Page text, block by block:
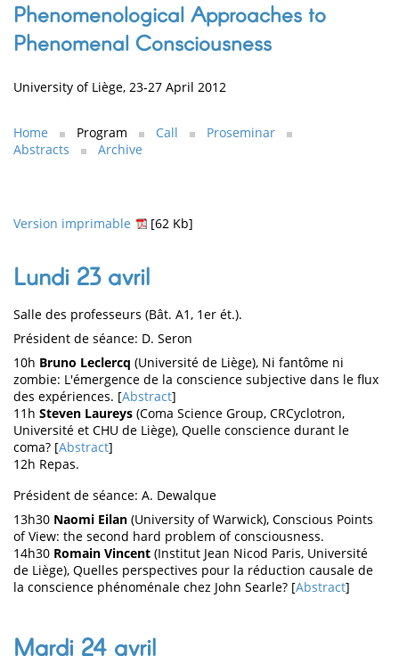
Phenomenological Approaches to
Phenomenal Consciousness
University of Liège, 23-27 April 2012
Home Program Call
Proseminar
Abstracts
Archive
Version imprimable [62 Kb]
Lundi 23 avril
Salle des professeurs (Bât. A1, 1er ét.).
Président de séance: D. Seron
10h Bruno Leclercq (Université de Liège), Ni fantôme ni
zombie: L'émergence de la conscience subjective dans le flux
des expériences. [Abstract]
11h Steven Laureys (Coma Science Group, CRCyclotron,
Université et CHU de Liège), Quelle conscience durant le
coma? [Abstract]
12h Repas.
Président de séance: A. Dewalque
13h30 Naomi Eilan (University of Warwick), Conscious Points
of View: the second hard problem of consciousness.
14h30 Romain Vincent (Institut Jean Nicod Paris, Université
de Liège), Quelles perspectives pour la réduction causale de
la conscience phénoménale chez John Searle? [Abstract]
Mardi 24 avril